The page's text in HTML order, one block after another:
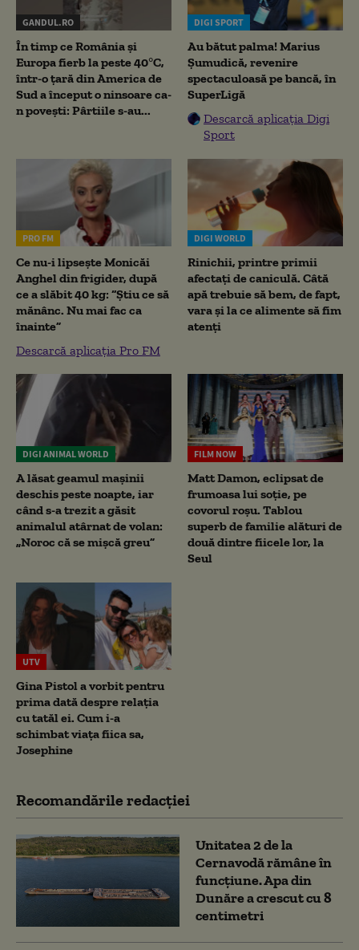
GANDUL.RO
În timp ce România și
Europa fierb la peste 40°C,
într-o țară din America de
Sud a început o ninsoare ca-
n povești: Pârtiile s-au...
DIGI SPORT
Au bătut palma! Marius
Șumudică, revenire
spectaculoasă pe bancă, în
SuperLigă
Descarcă aplicația Digi
Sport
PRO FM
Ce nu-i lipsește Monicăi
Anghel din frigider, după
ce a slăbit 40 kg: “Știu ce să
mănânc. Nu mai fac ca
înainte”
Descarcă aplicația Pro FM
DIGI WORLD
Rinichii, printre primii
afectați de caniculă. Câtă
apă trebuie să bem, de fapt,
vara și la ce alimente să fim
atenți
DIGI ANIMAL WORLD
A lăsat geamul mașinii
deschis peste noapte, iar
când s-a trezit a găsit
animalul atârnat de volan:
„Noroc că se mișcă greu”
FILM NOW
Matt Damon, eclipsat de
frumoasa lui soție, pe
covorul roșu. Tablou
superb de familie alături de
două dintre fiicele lor, la
Seul
UTV
Gina Pistol a vorbit pentru
prima dată despre relația
cu tatăl ei. Cum i-a
schimbat viața fiica sa,
Josephine
Recomandările redacţiei
Unitatea 2 de la
Cernavodă rămâne în
funcțiune. Apa din
Dunăre a crescut cu 8
centimetri